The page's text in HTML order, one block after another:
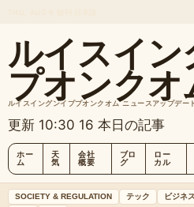
ルイスイ
プオンクオ
ルイスイングンイププオンクオム ニュースアップデート
更新 10:30 16 本日の記事
ホー
ム
天
気
会社
概要
ブロ
グ
ロー
カル
SOCIETY & REGULATION テック ビジネス